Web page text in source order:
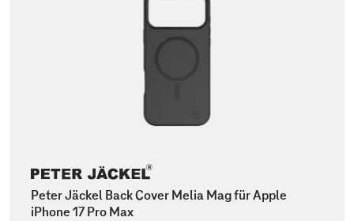
Peter Jäckel Back Cover Melia Mag für Apple
iPhone 17 Pro Max